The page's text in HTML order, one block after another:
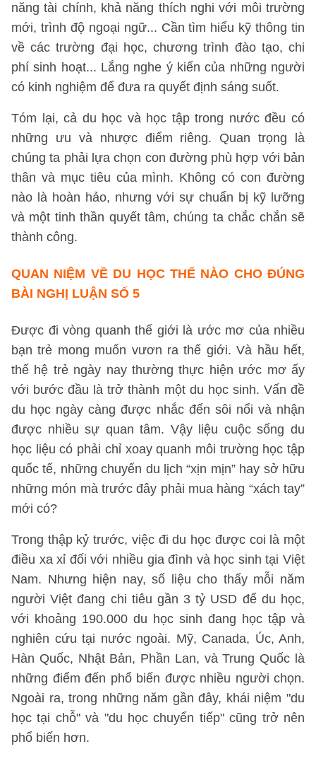
năng tài chính, khả năng thích nghi với môi trường
mới, trình độ ngoại ngữ... Cần tìm hiểu kỹ thông tin
về các trường đại học, chương trình đào tạo, chi
phí sinh hoạt... Lắng nghe ý kiến của những người
có kinh nghiệm để đưa ra quyết định sáng suốt.
Tóm lại, cả du học và học tập trong nước đều có
những ưu và nhược điểm riêng. Quan trọng là
chúng ta phải lựa chọn con đường phù hợp với bản
thân và mục tiêu của mình. Không có con đường
nào là hoàn hảo, nhưng với sự chuẩn bị kỹ lưỡng
và một tinh thần quyết tâm, chúng ta chắc chắn sẽ
thành công.
QUAN NIỆM VỀ DU HỌC THẾ NÀO CHO ĐÚNG
BÀI NGHỊ LUẬN SỐ 5
Được đi vòng quanh thế giới là ước mơ của nhiều
bạn trẻ mong muốn vươn ra thế giới. Và hầu hết,
thế hệ trẻ ngày nay thường thực hiện ước mơ ấy
với bước đầu là trở thành một du học sinh. Vấn đề
du học ngày càng được nhắc đến sôi nổi và nhận
được nhiều sự quan tâm. Vậy liệu cuộc sống du
học liệu có phải chỉ xoay quanh môi trường học tập
quốc tế, những chuyến du lịch “xịn mịn” hay sở hữu
những món mà trước đây phải mua hàng “xách tay”
mới có?
Trong thập kỷ trước, việc đi du học được coi là một
điều xa xỉ đối với nhiều gia đình và học sinh tại Việt
Nam. Nhưng hiện nay, số liệu cho thấy mỗi năm
người Việt đang chi tiêu gần 3 tỷ USD để du học,
với khoảng 190.000 du học sinh đang học tập và
nghiên cứu tại nước ngoài. Mỹ, Canada, Úc, Anh,
Hàn Quốc, Nhật Bản, Phần Lan, và Trung Quốc là
những điểm đến phổ biến được nhiều người chọn.
Ngoài ra, trong những năm gần đây, khái niệm "du
học tại chỗ" và "du học chuyển tiếp" cũng trở nên
phổ biến hơn.